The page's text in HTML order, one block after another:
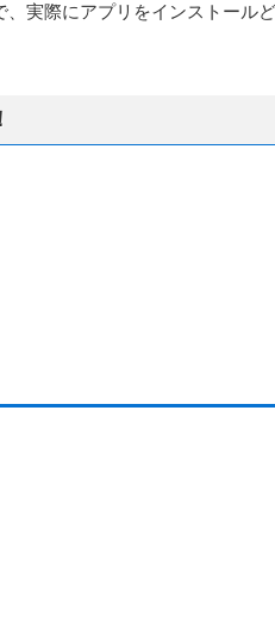
、実際にアプリをインストール